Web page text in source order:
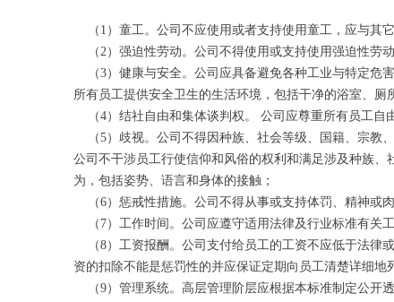
（1）童工。公司不应使用或者支持使用童工，应与其
（2）强迫性劳动。公司不得使用或支持使用强迫性劳
（3）健康与安全。公司应具备避免各种工业与特定危
所有员工提供安全卫生的生活环境，包括干净的浴室、
（4）结社自由和集体谈判权。 公司应尊重所有员工自
（5）歧视。公司不得因种族、社会等级、国籍、宗教
公司不干涉员工行使信仰和风俗的权利和满足涉及种族
为，包括姿势、语言和身体的接触；
（6）惩戒性措施。公司不得从事或支持体罚、精神或
（7）工作时间。公司应遵守适用法律及行业标准有关
（8）工资报酬。公司支付给员工的工资不应低于法律
资的扣除不能是惩罚性的并应保证定期向员工清楚详细
（9）管理系统。高层管理阶层应根据本标准制定公开